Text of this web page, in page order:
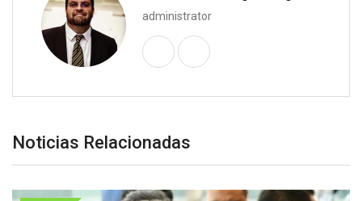
administrator
Noticias Relacionadas